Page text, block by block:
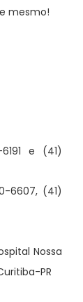
mesmo!
e (41)
6607, (41)
Nossa
PR